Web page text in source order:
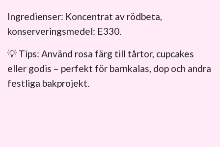
Ingredienser: Koncentrat av rödbeta,
konserveringsmedel: E330.
💡 Tips: Använd rosa färg till tårtor, cupcakes
eller godis – perfekt för barnkalas, dop och andra
festliga bakprojekt.